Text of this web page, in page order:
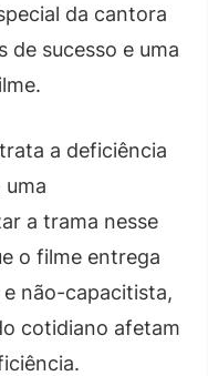
da cantora
de sucesso e uma
a deficiência
a trama nesse
o filme entrega
não-capacitista,
cotidiano afetam